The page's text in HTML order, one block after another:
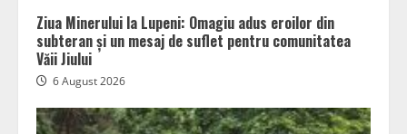
Ziua Minerului la Lupeni: Omagiu adus eroilor din
subteran și un mesaj de suflet pentru comunitatea
Văii Jiului
6 August 2026